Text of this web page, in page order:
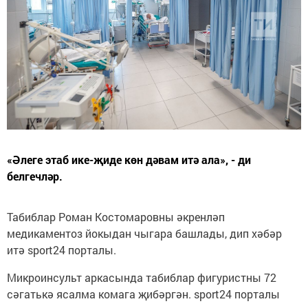
«Әлеге этаб ике-җиде көн дәвам итә ала», - ди
белгечләр.
Табиблар Роман Костомаровны әкренләп
медикаментоз йокыдан чыгара башлады, дип хәбәр
итә sport24 порталы.
Микроинсульт аркасында табиблар фигуристны 72
сәгатькә ясалма комага җибәргән. sport24 порталы